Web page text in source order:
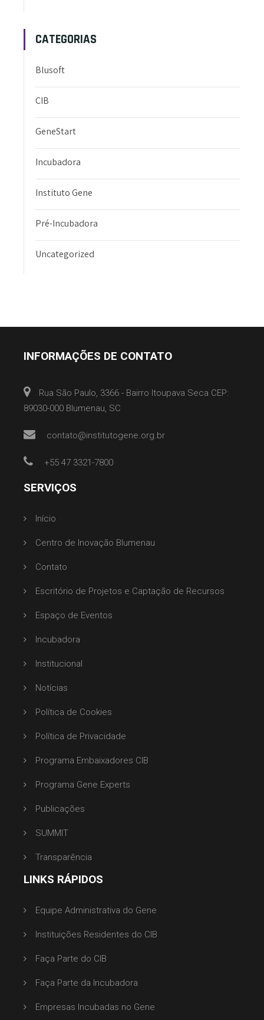
CATEGORIAS
Blusoft
CIB
GeneStart
Incubadora
Instituto Gene
Pré-Incubadora
Uncategorized
INFORMAÇÕES DE CONTATO
Rua São Paulo, 3366 - Bairro Itoupava Seca CEP:
89030-000 Blumenau, SC
contato@institutogene.org.br
+55 47 3321-7800
SERVIÇOS
Início
Centro de Inovação Blumenau
Contato
Escritório de Projetos e Captação de Recursos
Espaço de Eventos
Incubadora
Institucional
Notícias
Política de Cookies
Política de Privacidade
Programa Embaixadores CIB
Programa Gene Experts
Publicações
SUMMIT
Transparência
LINKS RÁPIDOS
Equipe Administrativa do Gene
Instituições Residentes do CIB
Faça Parte do CIB
Faça Parte da Incubadora
Empresas Incubadas no Gene